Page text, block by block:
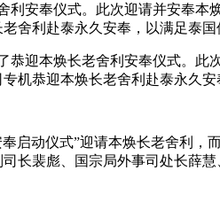
利安奉仪式。此次迎请并安奉
舍利赴泰永久安奉，以满足泰国
迎本焕长老舍利安奉仪式。此
机恭迎本焕长老舍利赴泰永久安
动仪式”迎请本焕长老舍利，
长裴彪、国宗局外事司处长薛